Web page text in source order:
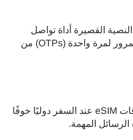
القصيرة أداة تواصل
أساسية، خاصةً لاستلام كلمات المرور لمرة واحدة (OTPs) من
يتردد الكثيرون في استخدام بطاقات eSIM عند السفر دوليًا خوفًا
المهمة.